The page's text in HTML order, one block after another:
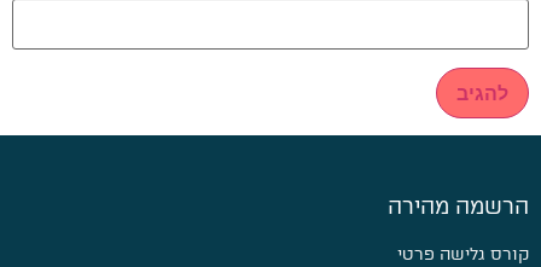
הרשמה מהירה
קורס גלישה פרטי